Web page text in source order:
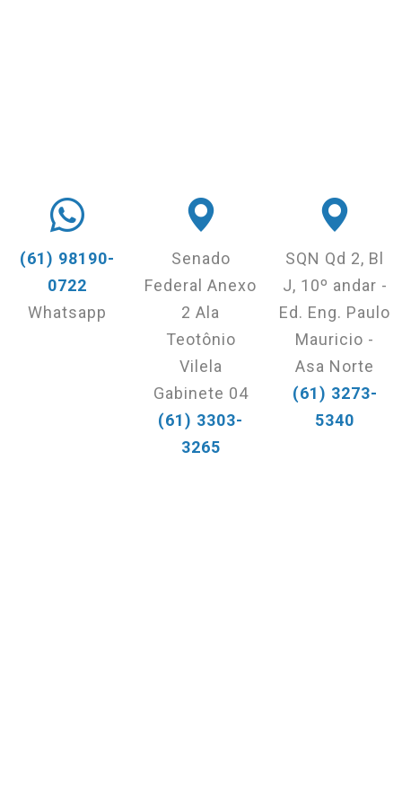
(61) 98190-
0722
Whatsapp
Senado
Federal Anexo
2 Ala
Teotônio
Vilela
Gabinete 04
(61) 3303-
3265
SQN Qd 2, Bl
J, 10º andar -
Ed. Eng. Paulo
Mauricio -
Asa Norte
(61) 3273-
5340